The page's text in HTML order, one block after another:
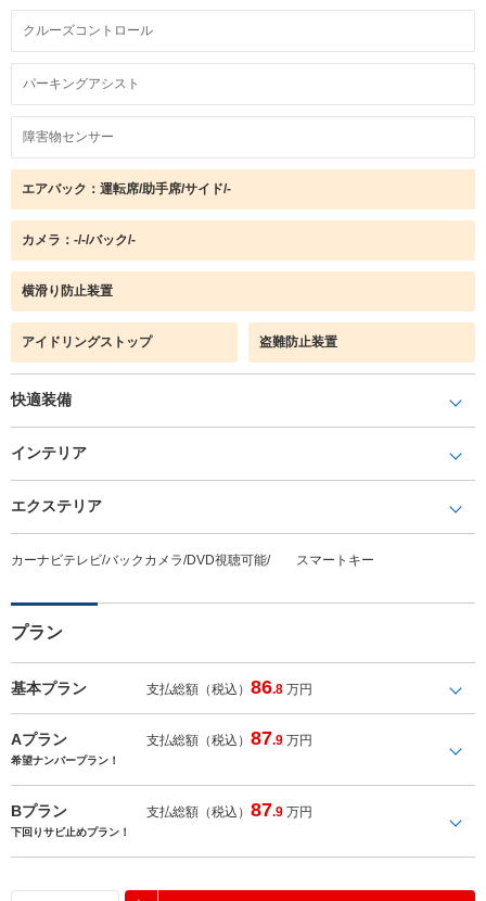
クルーズコントロール
パーキングアシスト
障害物センサー
エアバック：運転席/助手席/サイド/-
カメラ：-/-/バック/-
横滑り防止装置
アイドリングストップ 盗難防止装置
快適装備
インテリア
エクステリア
カーナビテレビ/バックカメラ/DVD視聴可能/ スマートキー
プラン
基本プラン 支払総額（税込）86.8 万円
Aプラン 支払総額（税込）87.9 万円
希望ナンバープラン！
Bプラン 支払総額（税込）87.9 万円
下回りサビ止めプラン！